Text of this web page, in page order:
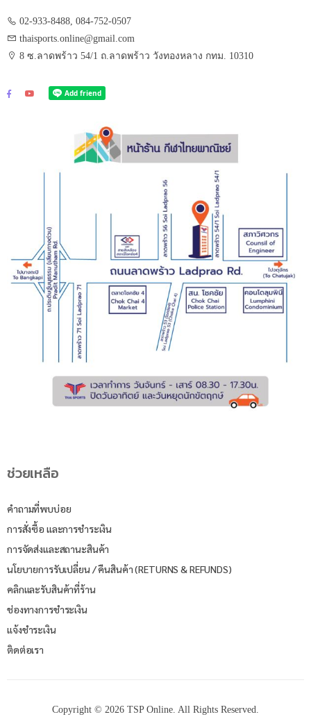
02-933-8488, 084-752-0507
thaisports.online@gmail.com
8 ซ.ลาดพร้าว 54/1 ถ.ลาดพร้าว วังทองหลาง กทม. 10310
ช่วยเหลือ
คำถามที่พบบ่อย
การสั่งซื้อ และการชำระเงิน
การจัดส่งและสถานะสินค้า
นโยบายการรับเปลี่ยน / คืนสินค้า (RETURNS & REFUNDS)
คลิกและรับสินค้าที่ร้าน
ช่องทางการชำระเงิน
แจ้งชำระเงิน
ติดต่อเรา
Copyright © 2026 TSP Online. All Rights Reserved.